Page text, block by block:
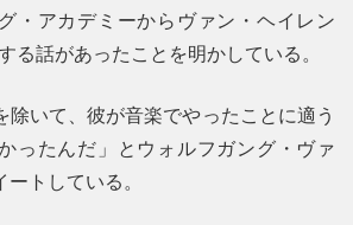
・アカデミーからヴァン・ヘイレン
る話があったことを明かしている。
除いて、彼が音楽でやったことに適う
ったんだ」とウォルフガング・ヴァ
トしている。